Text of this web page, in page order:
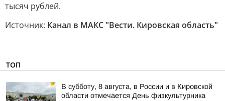
тысяч рублей.
Источник: Канал в МАКС "Вести. Кировская область"
ТОП
В субботу, 8 августа, в России и в Кировской
области отмечается День физкультурника